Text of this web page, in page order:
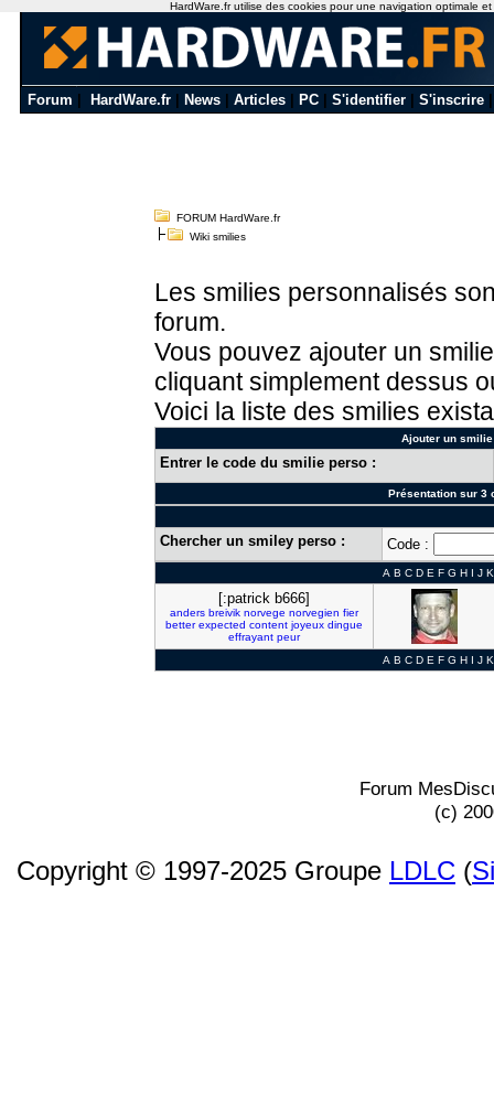
Forum HardWare.fr News Articles PC S'identifier S'inscrire
FORUM HardWare.fr
Wiki smilies
Les smilies personnalisés
forum.
Vous pouvez ajouter un
cliquant simplement dessus
Voici la liste des smilies
Ajouter un
Entrer le code du smilie perso :
Présentation sur 3
Chercher un smiley perso : Code :
A B C D E F G H I J K
[:patrick b666]
anders breivik norvege norvegien fier
better expected content joyeux dingue
effrayant peur
A B C D E F G H I J K
Forum
(c)
Copyright © 1997-2025 Groupe LDLC (
HardWare.fr utilise des cookies pour une navigation optimale